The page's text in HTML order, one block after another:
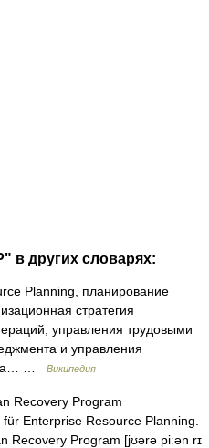
в других словарях:
Planning, планирование
стратегия
управления трудовыми
и управления
на… …
Википедия
Recovery Program
Enterprise Resource Planning.
Recovery Program [jʊərə piːən rɪ